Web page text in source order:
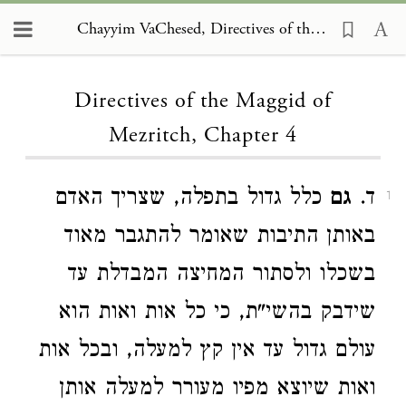
Chayyim VaChesed, Directives of the Maggid of Mezritch 4
Directives of the Maggid of
Mezritch, Chapter 4
1 ד. גם כלל גדול בתפלה, שצריך האדם
באותן התיבות שאומר להתגבר מאוד
בשכלו ולסתור המחיצה המבדלת עד
שידבק בהשי"ת, כי כל אות ואות הוא
עולם גדול עד אין קץ למעלה, ובכל אות
ואות שיוצא מפיו מעורר למעלה אותן